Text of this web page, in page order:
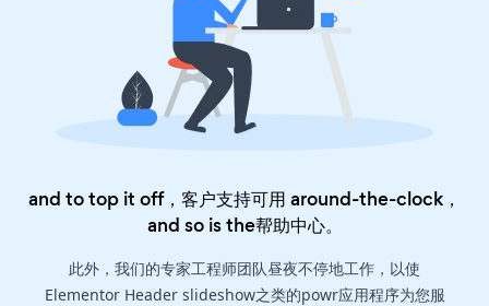
and to top it off，客户支持可用 around-the-clock，
and so is the帮助中心。
此外，我们的专家工程师团队昼夜不停地工作，以使
Elementor Header slideshow之类的powr应用程序为您服